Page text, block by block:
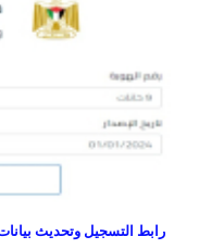
رابط التسجيل وتحديث